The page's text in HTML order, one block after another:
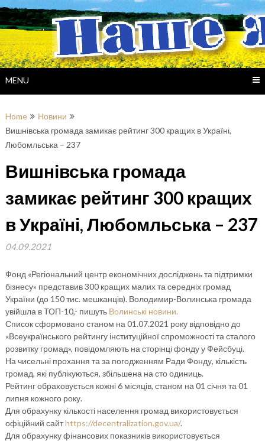
Skip
to
content
MENU
Home
Новини
Вишнівська громада замикає рейтинг 300 кращих в Україні,
Любомльська – 237
Вишнівська громада
замикає рейтинг 300 кращих
в Україні, Любомльська – 237
04.09.2021
Фонд «Регіональний центр економічних досліджень та підтримки
бізнесу» представив 300 кращих малих та середніх громад
України (до 150 тис. мешканців). Володимир-Волинська громада
увійшла в ТОП-10,- пишуть Волинські новини.
Список сформовано станом на 01.07.2021 року відповідно до
«Всеукраїнського рейтингу інституційної спроможності та сталого
розвитку громад», повідомляють на сторінці фонду у Фейсбуці.
На чисельні прохання та за погодженням Ради Фонду, кількість
громад, які публікуються, збільшена на сто одиниць.
Рейтинг обраховується кожні 6 місяців, станом на 01 січня та 01
липня кожного року.
Для обрахунку кількості населення громад використовується
офіційний сайтhttps://decentralization.gov.ua/.
Для обрахунку фінансових показників використовується